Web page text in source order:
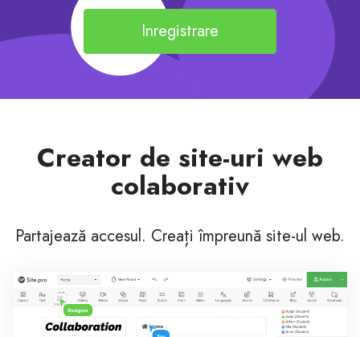
Inregistrare
Creator de site-uri web
colaborativ
Partajează accesul. Creați împreună site-ul web.